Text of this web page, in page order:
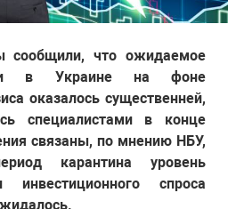
сообщили, что ожидаемое
в Украине на фоне
оказалось существенней,
специалистами в конце
связаны, по мнению НБУ,
карантина уровень
инвестиционного спроса